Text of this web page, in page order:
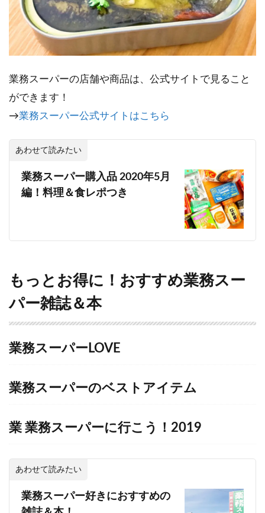
業務スーパーの店舗や商品は、公式サイトで見ること
ができます！
→業務スーパー公式サイトはこちら
あわせて読みたい
業務スーパー購入品 2020年5月
編！料理＆食レポつき
もっとお得に！おすすめ業務スー
パー雑誌＆本
業務スーパーLOVE
業務スーパーのベストアイテム
業 業務スーパーに行こう！2019
あわせて読みたい
業務スーパー好きにおすすめの